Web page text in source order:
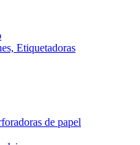
Etiquetadoras
de papel